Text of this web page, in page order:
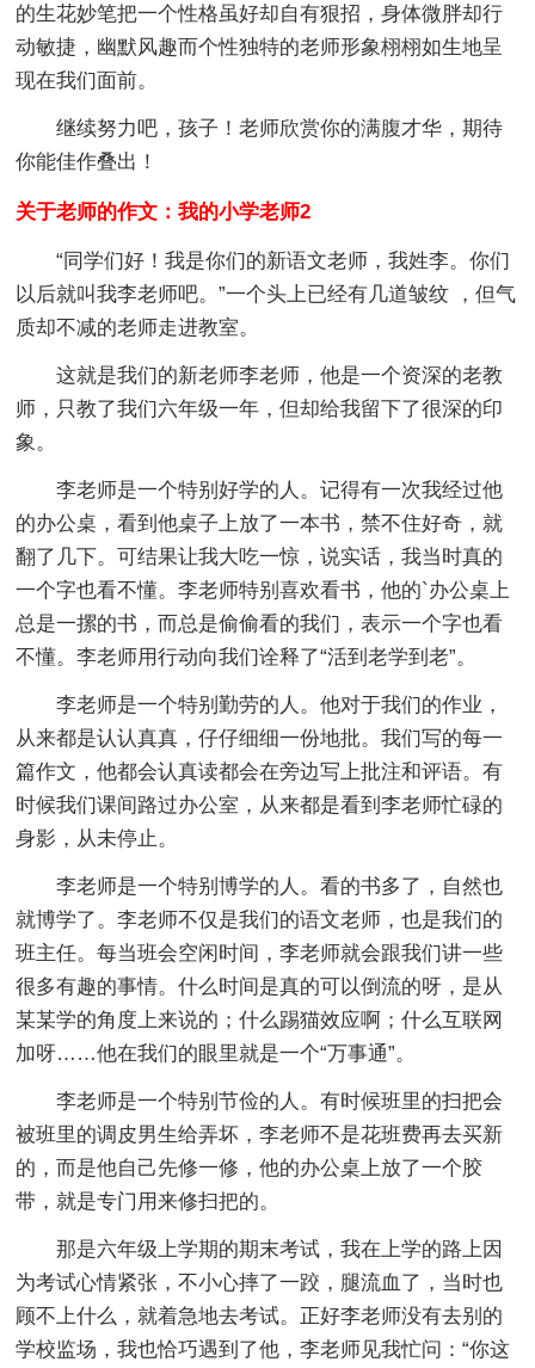
的生花妙笔把一个性格虽好却自有狠招，身体微胖却行
动敏捷，幽默风趣而个性独特的老师形象栩栩如生地呈
现在我们面前。
继续努力吧，孩子！老师欣赏你的满腹才华，期待
你能佳作叠出！
关于老师的作文：我的小学老师2
“同学们好！我是你们的新语文老师，我姓李。你们
以后就叫我李老师吧。”一个头上已经有几道皱纹 ，但气
质却不减的老师走进教室。
这就是我们的新老师李老师，他是一个资深的老教
师，只教了我们六年级一年，但却给我留下了很深的印
象。
李老师是一个特别好学的人。记得有一次我经过他
的办公桌，看到他桌子上放了一本书，禁不住好奇，就
翻了几下。可结果让我大吃一惊，说实话，我当时真的
一个字也看不懂。李老师特别喜欢看书，他的`办公桌上
总是一摞的书，而总是偷偷看的我们，表示一个字也看
不懂。李老师用行动向我们诠释了“活到老学到老”。
李老师是一个特别勤劳的人。他对于我们的作业，
从来都是认认真真，仔仔细细一份地批。我们写的每一
篇作文，他都会认真读都会在旁边写上批注和评语。有
时候我们课间路过办公室，从来都是看到李老师忙碌的
身影，从未停止。
李老师是一个特别博学的人。看的书多了，自然也
就博学了。李老师不仅是我们的语文老师，也是我们的
班主任。每当班会空闲时间，李老师就会跟我们讲一些
很多有趣的事情。什么时间是真的可以倒流的呀，是从
某某学的角度上来说的；什么踢猫效应啊；什么互联网
加呀……他在我们的眼里就是一个“万事通”。
李老师是一个特别节俭的人。有时候班里的扫把会
被班里的调皮男生给弄坏，李老师不是花班费再去买新
的，而是他自己先修一修，他的办公桌上放了一个胶
带，就是专门用来修扫把的。
那是六年级上学期的期末考试，我在上学的路上因
为考试心情紧张，不小心摔了一跤，腿流血了，当时也
顾不上什么，就着急地去考试。正好李老师没有去别的
学校监场，我也恰巧遇到了他，李老师见我忙问：“你这